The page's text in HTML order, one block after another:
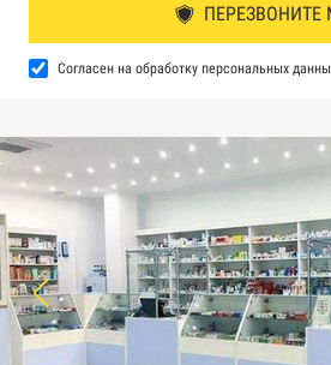
ПЕРЕЗВОНИТЕ
Согласен на обработку персональных